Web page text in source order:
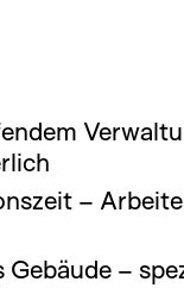
–
–